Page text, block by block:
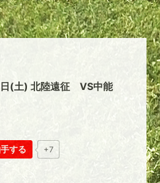
(土) 北陸遠征 VS中能
する +7